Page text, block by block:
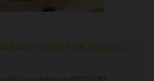
Blanc naturel Paris 5kg plus...